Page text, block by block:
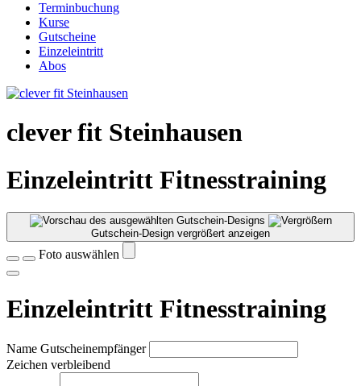
Terminbuchung
Kurse
Gutscheine
Einzeleintritt
Abos
clever fit Steinhausen
Einzeleintritt Fitnesstraining
Gutschein-Design vergrößert anzeigen
Foto auswählen
Einzeleintritt Fitnesstraining
Name Gutscheinempfänger
Zeichen verbleibend